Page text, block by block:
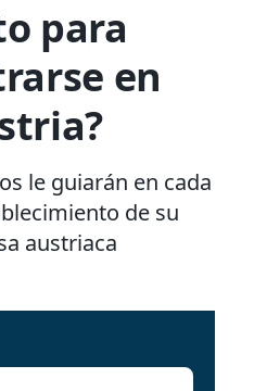
para
en
le guiarán en cada
de su
austriaca